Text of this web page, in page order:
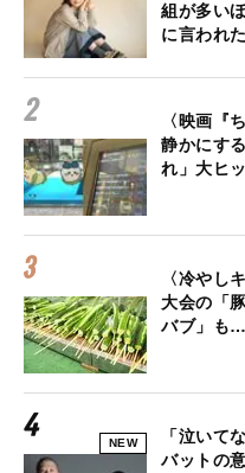
組が多い
に言われ
〈映画『
静かにす
れ」大ヒ
〈冷やし
大会の「
バブ」も
NEW
「泣いて
バットの